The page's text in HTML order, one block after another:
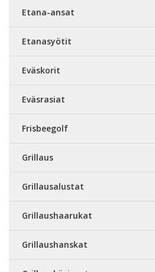
Etana-ansat
Etanasyötit
Eväskorit
Eväsrasiat
Frisbeegolf
Grillaus
Grillausalustat
Grillaushaarukat
Grillaushanskat